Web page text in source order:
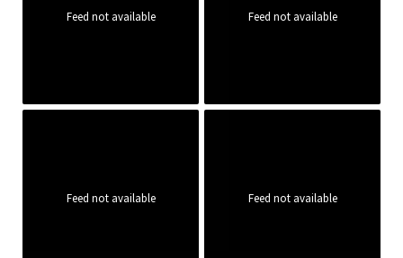
Feed not available Feed not available
Feed not available Feed not available